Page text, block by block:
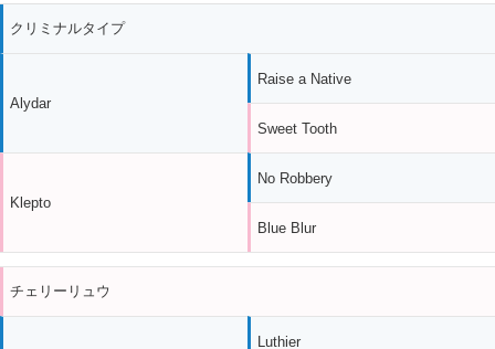
クリミナルタイプ
Alydar
Klepto
Raise a Native
Sweet Tooth
No Robbery
Blue Blur
チェリーリュウ
Luthier